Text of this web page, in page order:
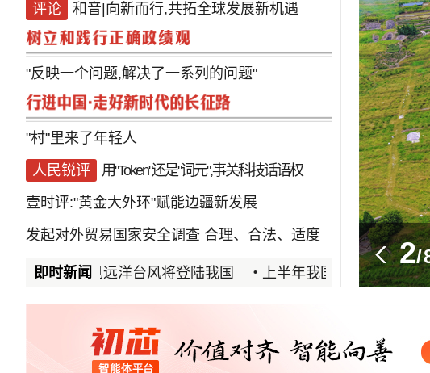
评论
和音|向新而行,共拓全球发展新机遇
"反映一个问题,解决了一系列的问题"
"村"里来了年轻人
人民锐评
用"Token"还是"词元",事关科技话语权
壹时评:"黄金大外环"赋能边疆新发展
发起对外贸易国家安全调查 合理、合法、适度
即时新闻
华东 罕见远洋台风将登陆我国 上半年我国连锁餐饮行业经营
3/